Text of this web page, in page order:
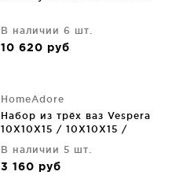
В наличии 6 шт.
10 620 руб
HomeAdore
Набор из трёх ваз Vespera
10X10X15 / 10X10X15 /
В наличии 5 шт.
3 160 руб